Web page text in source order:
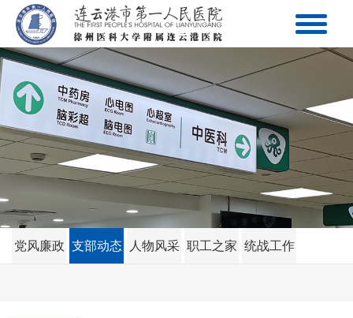
党风廉政 支部动态 人物风采 职工之家 统战工作